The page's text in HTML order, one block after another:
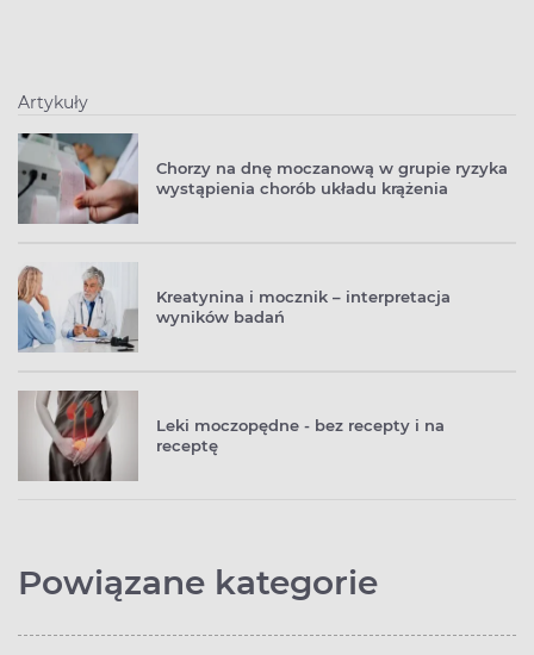
Artykuły
Chorzy na dnę moczanową w grupie ryzyka
wystąpienia chorób układu krążenia
Kreatynina i mocznik – interpretacja
wyników badań
Leki moczopędne - bez recepty i na
receptę
Powiązane kategorie